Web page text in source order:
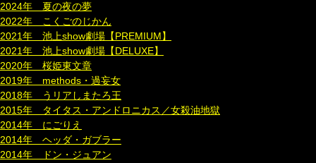
2024年 夏の夜の夢
2022年 こくごのじかん
2021年 池上show劇場【PREMIUM】
2021年 池上show劇場【DELUXE】
2020年 桜姫東文章
2019年 methods・過妄女
2018年 うリアしまたろ王
2015年 タイタス・アンドロニカス／女殺油地獄
2014年 にごりえ
2014年 ヘッダ・ガブラー
2014年 ドン・ジュアン